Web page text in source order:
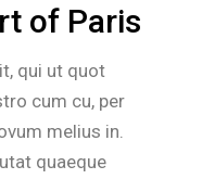
of Paris
qui ut quot
cum cu, per
melius in.
quaeque